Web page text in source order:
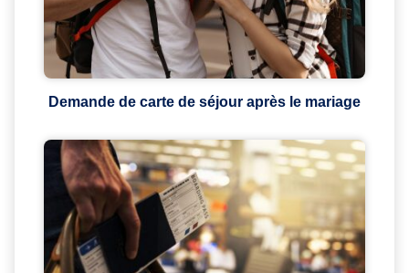
Demande de carte de séjour après le mariage